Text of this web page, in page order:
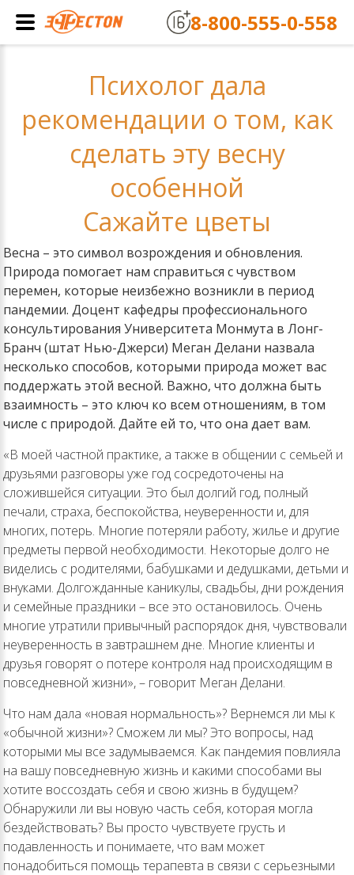
Психолог дала
рекомендации о том, как
сделать эту весну
особенной
Сажайте цветы
Весна – это символ возрождения и обновления.
Природа помогает нам справиться с чувством
перемен, которые неизбежно возникли в период
пандемии. Доцент кафедры профессионального
консультирования Университета Монмута в Лонг-
Бранч (штат Нью-Джерси) Меган Делани назвала
несколько способов, которыми природа может вас
поддержать этой весной. Важно, что должна быть
взаимность – это ключ ко всем отношениям, в том
числе с природой. Дайте ей то, что она дает вам.
«В моей частной практике, а также в общении с семьей и
друзьями разговоры уже год сосредоточены на
сложившейся ситуации. Это был долгий год, полный
печали, страха, беспокойства, неуверенности и, для
многих, потерь. Многие потеряли работу, жилье и другие
предметы первой необходимости. Некоторые долго не
виделись с родителями, бабушками и дедушками, детьми и
внуками. Долгожданные каникулы, свадьбы, дни рождения
и семейные праздники – все это остановилось. Очень
многие утратили привычный распорядок дня, чувствовали
неуверенность в завтрашнем дне. Многие клиенты и
друзья говорят о потере контроля над происходящим в
повседневной жизни», – говорит Меган Делани.
Что нам дала «новая нормальность»? Вернемся ли мы к
«обычной жизни»? Сможем ли мы? Это вопросы, над
которыми мы все задумываемся. Как пандемия повлияла
на вашу повседневную жизнь и какими способами вы
хотите воссоздать себя и свою жизнь в будущем?
Обнаружили ли вы новую часть себя, которая могла
бездействовать? Вы просто чувствуете грусть и
подавленность и понимаете, что вам может
понадобиться помощь терапевта в связи с серьезными
8-800-555-0-558